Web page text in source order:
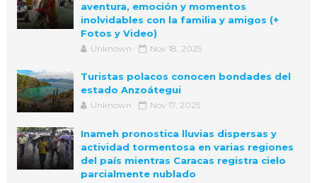
aventura, emoción y momentos
inolvidables con la familia y amigos (+
Fotos y Video)
Unknown Nov 18, 2025
Turistas polacos conocen bondades del
estado Anzoátegui
Unknown Nov 17, 2025
Inameh pronostica lluvias dispersas y
actividad tormentosa en varias regiones
del país mientras Caracas registra cielo
parcialmente nublado